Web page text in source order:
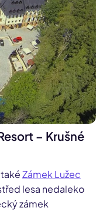
– Krušné
Zámek Lužec
lesa nedaleko
zámek